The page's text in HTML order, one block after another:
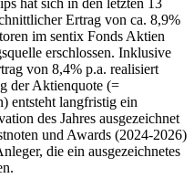
Ertrag von ca. 8,9%
im sentix Fonds Aktien
erschlossen. Inklusive
von 8,4% p.a. realisiert
der Aktienquote (=
entsteht langfristig ein
des Jahres ausgezeichnet
und Awards (2024-2026)
die ein ausgezeichnetes